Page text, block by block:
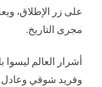
على زر الإطلاق،
مجرى التاريخ.
أشرار العالم
وفريد شوقي وعادل